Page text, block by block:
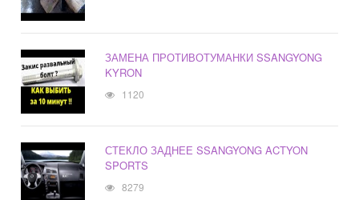
ЗАМЕНА ПРОТИВОТУМАНКИ SSANGYONG
KYRON
1120
СТЕКЛО ЗАДНЕЕ SSANGYONG ACTYON
SPORTS
8279